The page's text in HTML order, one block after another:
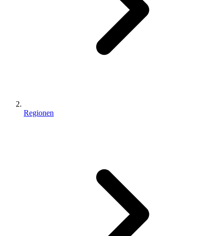
Regionen